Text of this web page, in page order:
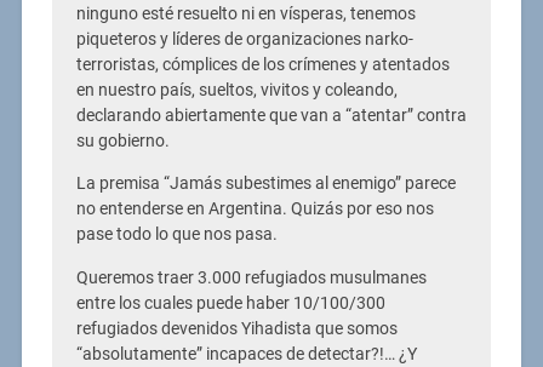
ninguno esté resuelto ni en vísperas, tenemos
piqueteros y líderes de organizaciones narko-
terroristas, cómplices de los crímenes y atentados
en nuestro país, sueltos, vivitos y coleando,
declarando abiertamente que van a “atentar” contra
su gobierno.
La premisa “Jamás subestimes al enemigo” parece
no entenderse en Argentina. Quizás por eso nos
pase todo lo que nos pasa.
Queremos traer 3.000 refugiados musulmanes
entre los cuales puede haber 10/100/300
refugiados devenidos Yihadista que somos
“absolutamente” incapaces de detectar?!… ¿Y